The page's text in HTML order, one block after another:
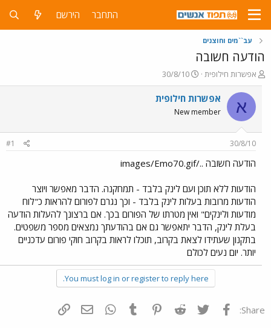
התחבר הירשם
עב``מים וחוצנים
הודעה חשובה
פ
ו
ת
ח
ה
ו
ש
א
אפשרות חילופית
פ
ו
ר
ם
ר
י
30/8/10
א אפשרות חילופית
New member
30/8/10
#1
הודעה חשובה ../images/Emo70.gif
הודעות ללא תוכן ועם לינק בלבד - תמחקנה. הדבר מאפשר ויוצר
הודעות מרובות בעלות לינק בלבד - וכך נגרם לפורום להראות כ"לוח
מודעות ולינקים" ואין מטרתו של הפורום בכך. אם ברצונך להעלות הודעה
בעלת לינק, הדבר יתאפשר גם אם בהודעתך נמצאים מספר משפטים.
בתקנון שעתידו לצאת בקרוב, תוכלו לראות בקרוב חוקי פורום עדכניים
יותר. יום נעים לכולם
You must log in or register to reply here.
Share: פייסבוק Twitter
Reddit
Pinterest
Tumblr
WhatsAppדואר אלקטרוני